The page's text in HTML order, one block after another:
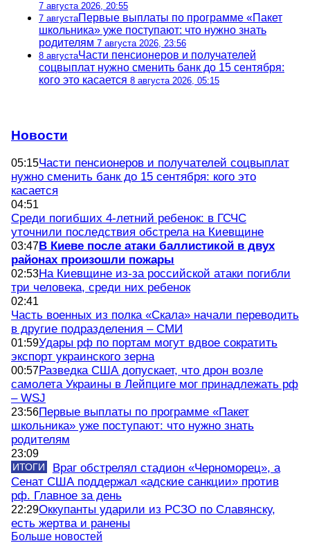
7 августа 2026, 20:55
7 августаПервые выплаты по программе «Пакет
школьника» уже поступают: что нужно знать
родителям 7 августа 2026, 23:56
8 августаЧасти пенсионеров и получателей
соцвыплат нужно сменить банк до 15 сентября:
кого это касается 8 августа 2026, 05:15
Новости
05:15Части пенсионеров и получателей соцвыплат
нужно сменить банк до 15 сентября: кого это
касается
04:51
Среди погибших 4-летний ребенок: в ГСЧС
уточнили последствия обстрела на Киевщине
03:47В Киеве после атаки баллистикой в двух
районах произошли пожары
02:53На Киевщине из-за российской атаки погибли
три человека, среди них ребенок
02:41
Часть военных из полка «Скала» начали переводить
в другие подразделения – СМИ
01:59Удары рф по портам могут вдвое сократить
экспорт украинского зерна
00:57Разведка США допускает, что дрон возле
самолета Украины в Лейпциге мог принадлежать рф
– WSJ
23:56Первые выплаты по программе «Пакет
школьника» уже поступают: что нужно знать
родителям
23:09
ИТОГИ
Враг обстрелял стадион «Черноморец», а
Сенат США поддержал «адские санкции» против
рф. Главное за день
22:29Оккупанты ударили из РСЗО по Славянску,
есть жертва и ранены
Больше новостей